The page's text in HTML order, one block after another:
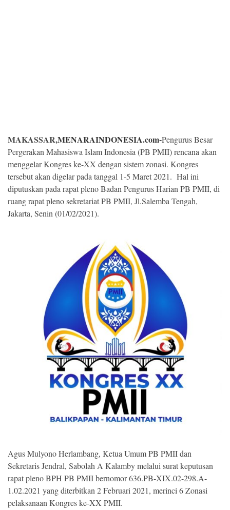
©
Copyright
2026
Menara
MAKASSAR,MENARAINDONESIA.com-Pengurus Besar
Pergerakan Mahasiswa Islam Indonesia (PB PMII) rencana akan
menggelar Kongres ke-XX dengan sistem zonasi. Kongres
tersebut akan digelar pada tanggal 1-5 Maret 2021. Hal ini
diputuskan pada rapat pleno Badan Pengurus Harian PB PMII, di
ruang rapat pleno sekretariat PB PMII, Jl.Salemba Tengah,
Jakarta, Senin (01/02/2021).
Agus Mulyono Herlambang, Ketua Umum PB PMII dan
Sekretaris Jendral, Sabolah A Kalamby melalui surat keputusan
rapat pleno BPH PB PMII bernomor 636.PB-XIX.02-298.A-
1.02.2021 yang diterbitkan 2 Februari 2021, merinci 6 Zonasi
pelaksanaan Kongres ke-XX PMII.